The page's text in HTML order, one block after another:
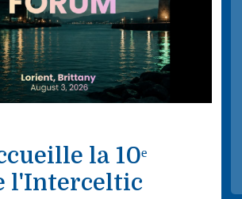
la 10ᵉ
l'Interceltic